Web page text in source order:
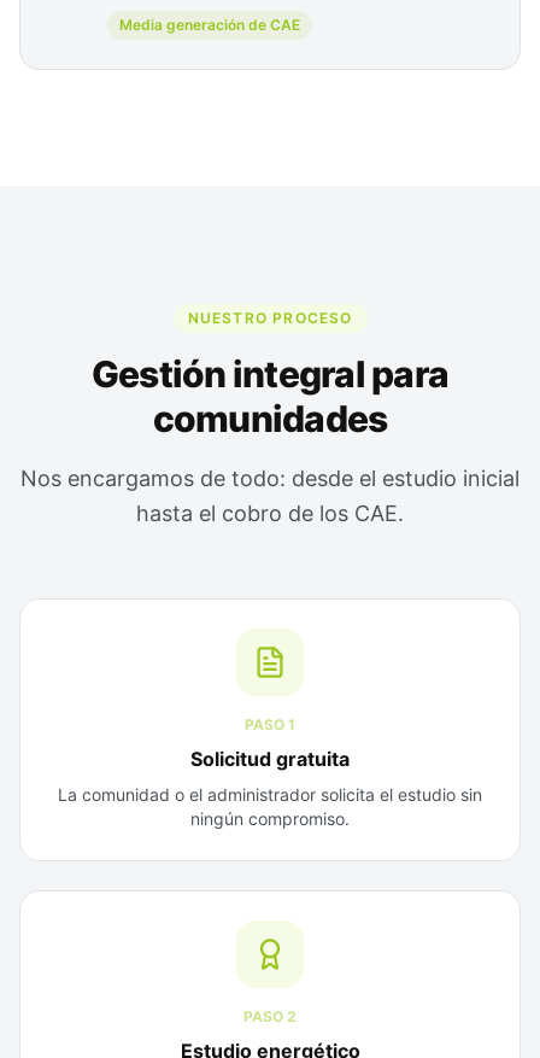
Media generación de CAE
NUESTRO PROCESO
Gestión integral para
comunidades
Nos encargamos de todo: desde el estudio inicial
hasta el cobro de los CAE.
PASO 1
Solicitud gratuita
La comunidad o el administrador solicita el estudio sin
ningún compromiso.
PASO 2
Estudio energético